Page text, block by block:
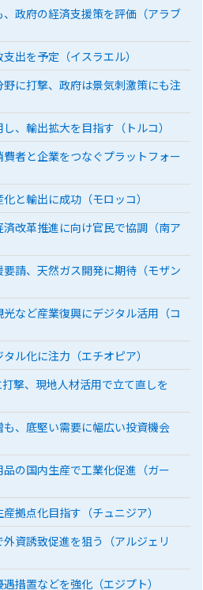
政府の経済支援策を評価（アラブ
出を予定（イスラエル）
に打撃、政府は景気刺激策にも注
、輸出拡大を目指す（トルコ）
者と企業をつなぐプラットフォー
と輸出に成功（モロッコ）
改革推進に向け官民で協調（南ア
請、天然ガス開発に期待（モザン
など産業復興にデジタル活用（コ
ル化に注力（エチオピア）
撃、現地人材活用で立て直しを
、底堅い需要に幅広い投資機会
の国内生産で工業化促進（ガー
拠点化目指す（チュニジア）
資誘致促進を狙う（アルジェリ
措置などを強化（エジプト）